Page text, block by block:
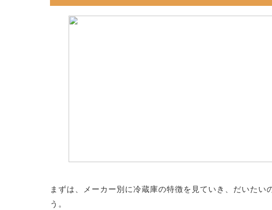
まずは、メーカー別に冷蔵庫の特徴を見ていき、だいたい
う。